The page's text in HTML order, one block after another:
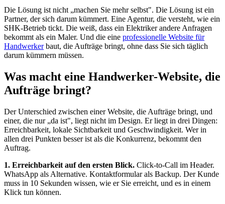
Die Lösung ist nicht „machen Sie mehr selbst". Die Lösung ist ein
Partner, der sich darum kümmert. Eine Agentur, die versteht, wie ein
SHK-Betrieb tickt. Die weiß, dass ein Elektriker andere Anfragen
bekommt als ein Maler. Und die eine professionelle Website für
Handwerkerbaut, die Aufträge bringt, ohne dass Sie sich täglich
darum kümmern müssen.
Was macht eine Handwerker-Website, die
Aufträge bringt?
Der Unterschied zwischen einer Website, die Aufträge bringt, und
einer, die nur „da ist", liegt nicht im Design. Er liegt in drei Dingen:
Erreichbarkeit, lokale Sichtbarkeit und Geschwindigkeit. Wer in
allen drei Punkten besser ist als die Konkurrenz, bekommt den
Auftrag.
1. Erreichbarkeit auf den ersten Blick. Click-to-Call im Header.
WhatsApp als Alternative. Kontaktformular als Backup. Der Kunde
muss in 10 Sekunden wissen, wie er Sie erreicht, und es in einem
Klick tun können.